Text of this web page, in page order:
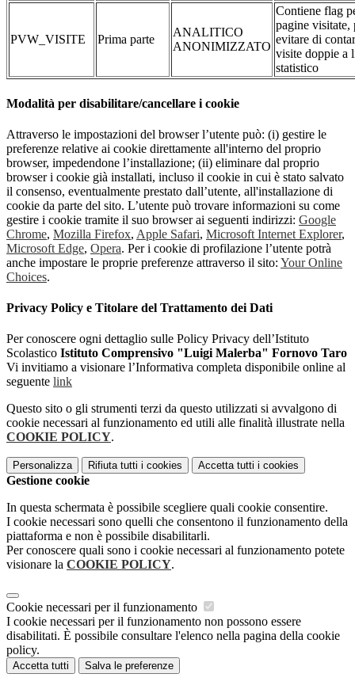
PVW_VISITE Prima parte
ANALITICO
ANONIMIZZATO
Contiene flag
pagine visitate,
evitare di
visite doppie a
statistico
Modalità per disabilitare/cancellare i cookie
Attraverso le impostazioni del browser l’utente può: (i) gestire le
preferenze relative ai cookie direttamente all'interno del proprio
browser, impedendone l’installazione; (ii) eliminare dal proprio
browser i cookie già installati, incluso il cookie in cui è stato salvato
il consenso, eventualmente prestato dall’utente, all'installazione di
cookie da parte del sito. L’utente può trovare informazioni su come
gestire i cookie tramite il suo browser ai seguenti indirizzi: Google
Chrome, Mozilla Firefox, Apple Safari, Microsoft Internet Explorer,
Microsoft Edge, Opera. Per i cookie di profilazione l’utente potrà
anche impostare le proprie preferenze attraverso il sito: Your Online
Choices.
Privacy Policy e Titolare del Trattamento dei Dati
Per conoscere ogni dettaglio sulle Policy Privacy dell’Istituto
Scolastico Istituto Comprensivo "Luigi Malerba" Fornovo Taro
Vi invitiamo a visionare l’Informativa completa disponibile online al
seguente link
Questo sito o gli strumenti terzi da questo utilizzati si avvalgono di
cookie necessari al funzionamento ed utili alle finalità illustrate nella
COOKIE POLICY.
Personalizza Rifiuta tutti i cookies Accetta tutti i cookies
Gestione cookie
In questa schermata è possibile scegliere quali cookie consentire.
I cookie necessari sono quelli che consentono il funzionamento della
piattaforma e non è possibile disabilitarli.
Per conoscere quali sono i cookie necessari al funzionamento potete
visionare la COOKIE POLICY.
Cookie necessari per il funzionamento
I cookie necessari per il funzionamento non possono essere
disabilitati. È possibile consultare l'elenco nella pagina della cookie
policy.
Accetta tutti Salva le preferenze